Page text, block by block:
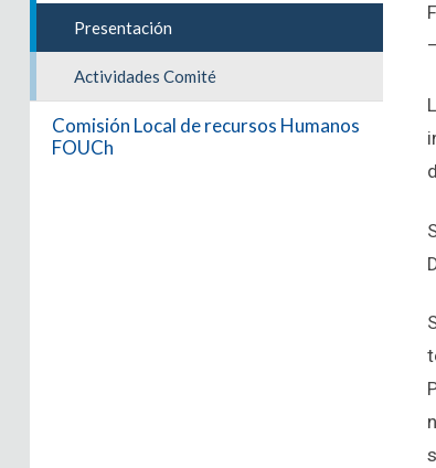
Presentación
Actividades Comité
Comisión Local de recursos Humanos
FOUCh